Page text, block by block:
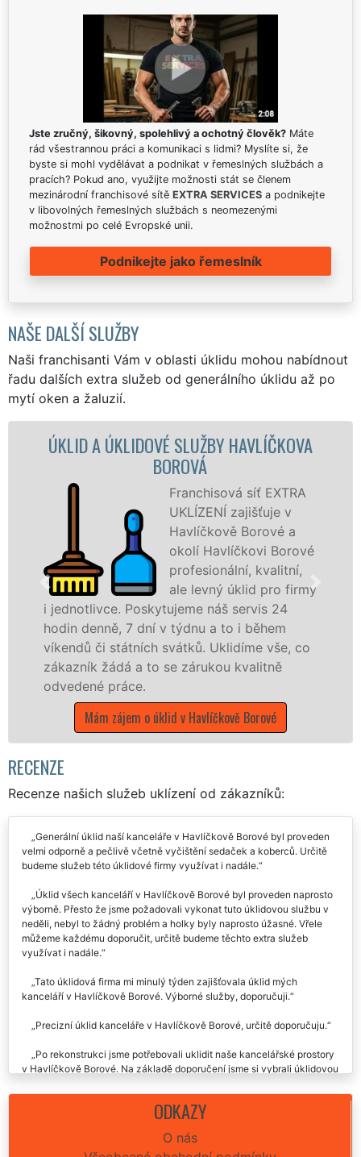
Jste zručný, šikovný, spolehlivý a ochotný člověk? Máte
rád všestrannou práci a komunikaci s lidmi? Myslíte si, že
byste si mohl vydělávat a podnikat v řemeslných službách a
pracích? Pokud ano, využijte možnosti stát se členem
mezinárodní franchisové sítě EXTRA SERVICES a podnikejte
v libovolných řemeslných službách s neomezenými
možnostmi po celé Evropské unii.
Podnikejte jako řemeslník
NAŠE DALŠÍ SLUŽBY
Naši franchisanti Vám v oblasti úklidu mohou nabídnout
řadu dalších extra služeb od generálního úklidu až po
mytí oken a žaluzií.
SLUŽBY HAVLÍČKOVA
Franchisová síť EXTRA
UKLÍZENÍ zajišťuje v
Havlíčkově Borové a
okolí Havlíčkovi Borové
profesionální, kvalitní,
ale levný úklid pro firmy
náš servis 24
dní v týdnu a to i během
svátků. Uklidíme vše, co
a to se zárukou kvalitně
o úklid v Havlíčkově Borové
služby
společnosti,
v celém kraji
RECENZE
Recenze našich služeb uklízení od zákazníků:
Generální úklid naší kanceláře v Havlíčkově Borové byl proveden
velmi odporně a pečlivě včetně vyčištění sedaček a koberců. Určitě
budeme služeb této úklidové firmy využívat i nadále.
Úklid všech kanceláří v Havlíčkově Borové byl proveden naprosto
výborně. Přesto že jsme požadovali vykonat tuto úklidovou službu v
neděli, nebyl to žádný problém a holky byly naprosto úžasné. Vřele
můžeme každému doporučit, určitě budeme těchto extra služeb
využívat i nadále.
Tato úklidová firma mi minulý týden zajišťovala úklid mých
kanceláří v Havlíčkově Borové. Výborné služby, doporučuji.
Precizní úklid kanceláře v Havlíčkově Borové, určitě doporučuju.
Po rekonstrukci jsme potřebovali uklidit naše kancelářské prostory
v Havlíčkově Borové. Na základě doporučení jsme si vybrali úklidovou
profesionální, dodali veškeré přípravky a postarali se i o vyklizení a
likvidaci odpadu po celé rekonstrukci. Naprosto odborná spolupráce,
ODKAZY
O nás